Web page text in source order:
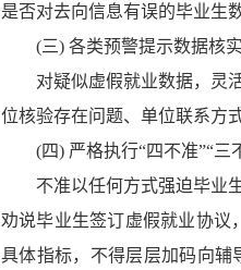
是否对去向信息有误的毕业生
(三) 各类预警提示数据核
对疑似虚假就业数据，灵
位核验存在问题、单位联系方
(四) 严格执行“四不准”“三
不准以任何方式强迫毕业
劝说毕业生签订虚假就业协议
具体指标，不得层层加码向辅